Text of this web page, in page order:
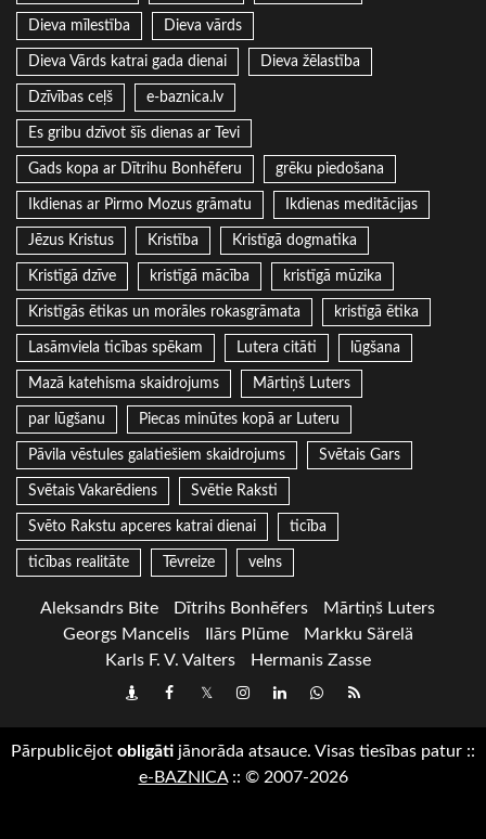
Dieva mīlestība Dieva vārds
Dieva Vārds katrai gada dienai Dieva žēlastība
Dzīvības ceļš e-baznica.lv
Es gribu dzīvot šīs dienas ar Tevi
Gads kopa ar Dītrihu Bonhēferu grēku piedošana
Ikdienas ar Pirmo Mozus grāmatu Ikdienas meditācijas
Jēzus Kristus Kristība Kristīgā dogmatika
Kristīgā dzīve kristīgā mācība kristīgā mūzika
Kristīgās ētikas un morāles rokasgrāmata kristīgā ētika
Lasāmviela ticības spēkam Lutera citāti lūgšana
Mazā katehisma skaidrojums Mārtiņš Luters
par lūgšanu Piecas minūtes kopā ar Luteru
Pāvila vēstules galatiešiem skaidrojums Svētais Gars
Svētais Vakarēdiens Svētie Raksti
Svēto Rakstu apceres katrai dienai ticība
ticības realitāte Tēvreize velns
Aleksandrs Bite Dītrihs Bonhēfers
Mārtiņš Luters
Georgs Mancelis
Ilārs Plūme
Markku Särelä
Karls F. V. Valters
Hermanis Zasse
DraugiemFacebook
TwitterInstagram
LinkedInwhatsapp
RSS
Pārpublicējot obligāti jānorāda atsauce. Visas tiesības patur ::
e-BAZNICA:: © 2007-2026